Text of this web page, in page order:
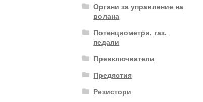
Органи за управление на
волана
Потенциометри, газ.
педали
Превключватели
Предястия
Резистори